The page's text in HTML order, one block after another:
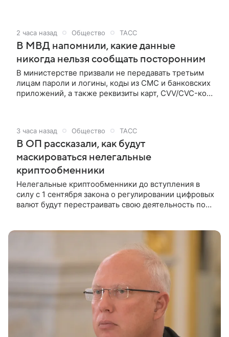
произошел пожар. У дома 21 по улице Мнёвники
загорелась электрическая подстанция, рассказал
«Ъ» очевидец.
2 часа назад Общество ТАСС
В МВД напомнили, какие данные
никогда нельзя сообщать посторонним
В министерстве призвали не передавать третьим
лицам пароли и логины, коды из СМС и банковских
приложений, а также реквизиты карт, CVV/CVC-код,
нельзя называть посторонним вне зависимости от
того, кем бы они ни представлялись. Это следует из
материалов МВД РФ, с которыми ознакомился
3 часа назад Общество ТАСС
В ОП рассказали, как будут
маскироваться нелегальные
криптообменники
Нелегальные криптообменники до вступления в
силу с 1 сентября закона о регулировании цифровых
валют будут перестраивать свою деятельность под
высказал ТАСС член комиссии Общественной
палаты РФ по общественному контролю и работе с
обращениями граждан Евгений Машаров.